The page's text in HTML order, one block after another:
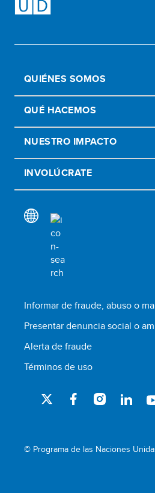
QUIÉNES SOMOS
QUÉ HACEMOS
NUESTRO IMPACTO
INVOLÚCRATE
Informar de fraude, abuso o
Presentar denuncia social o
Alerta de fraude
Términos de uso
© Programa de las Naciones